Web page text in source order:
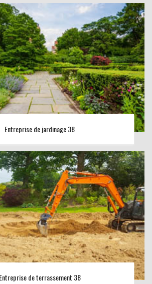
Entreprise de jardinage 38
Entreprise de terrassement 38